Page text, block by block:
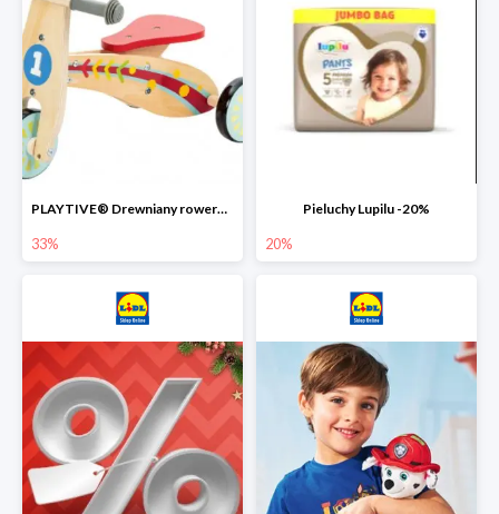
PLAYTIVE® Drewniany rowerek biegowy -33%
33%
Pieluchy Lupilu -20%
20%